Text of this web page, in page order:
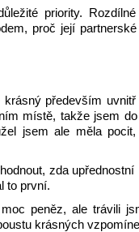
priority.
proč její
krásný především uvnitř
místě, takže jsem
jsem ale měla
zda upřednostní
to první.
peněz, ale trávili
krásných